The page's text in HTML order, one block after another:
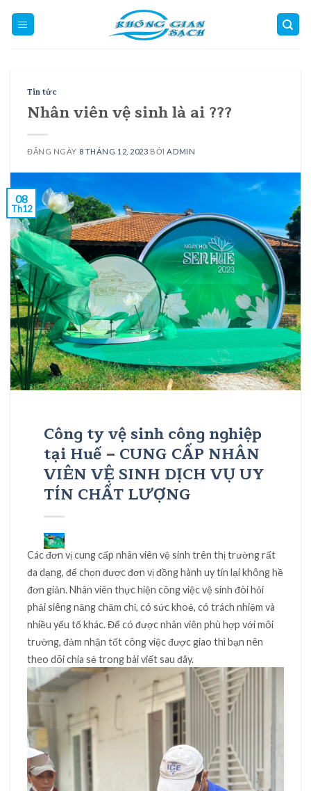
Tin tức
Nhân viên vệ sinh là ai ???
ĐĂNG NGÀY 8 THÁNG 12, 2023 BỞI ADMIN
08
Th12
Công ty vệ sinh công nghiệp
tại Huế – CUNG CẤP NHÂN
VIÊN VỆ SINH DỊCH VỤ UY
TÍN CHẤT LƯỢNG
Các đơn vị cung cấp nhân viên vệ sinh trên thị trường rất
đa dạng, để chọn được đơn vị đồng hành uy tín lại không hề
đơn giản. Nhân viên thực hiện công việc vệ sinh đòi hỏi
phải siêng năng chăm chỉ, có sức khoẻ, có trách nhiệm và
nhiều yếu tố khác. Để có được nhân viên phù hợp với môi
trường, đảm nhận tốt công việc được giao thì bạn nên
theo dõi chia sẻ trong bài viết sau đây.